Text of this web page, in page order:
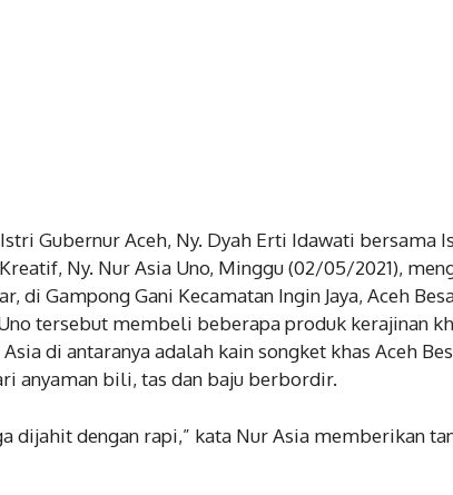
Gubernur Aceh, Ny. Dyah Erti Idawati bersama
Ny. Nur Asia Uno, Minggu (02/05/2021),
di Gampong Gani Kecamatan Ingin Jaya, Aceh
tersebut membeli beberapa produk kerajinan
di antaranya adalah kain songket khas Aceh
anyaman bili, tas dan baju berbordir.
dijahit dengan rapi,” kata Nur Asia memberikan